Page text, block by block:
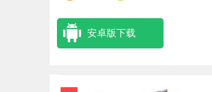
安卓版下载